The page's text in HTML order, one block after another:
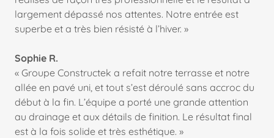
largement dépassé nos attentes. Notre entrée est
superbe et a très bien résisté à l’hiver. »
Sophie R.
« Groupe Constructek a refait notre terrasse et notre
allée en pavé uni, et tout s’est déroulé sans accroc du
début à la fin. L’équipe a porté une grande attention
au drainage et aux détails de finition. Le résultat final
est à la fois solide et très esthétique. »